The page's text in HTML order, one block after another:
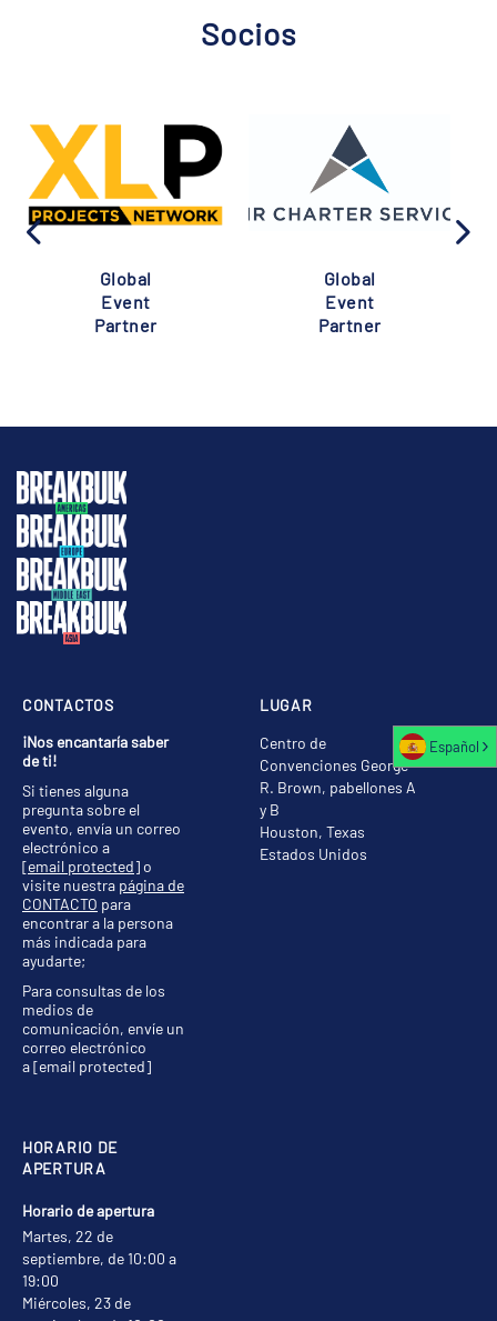
Socios
Global
Event
Partner
Global
Event
Partner
LUGAR
Centro de
Convenciones George
R. Brown, pabellones A
y B
Houston, Texas
Estados Unidos
HORARIO DE
APERTURA
Horario de apertura
Martes, 22 de
septiembre, de 10:00 a
19:00
Miércoles, 23 de
CONTACTOS
¡Nos encantaría saber
de ti!
Si tienes alguna
pregunta sobre el
evento, envía un correo
electrónico a
[email protected]o
visite nuestra página de
CONTACTO para
encontrar a la persona
más indicada para
ayudarte;
Para consultas de los
medios de
comunicación, envíe un
correo electrónico
a[email protected]
Español